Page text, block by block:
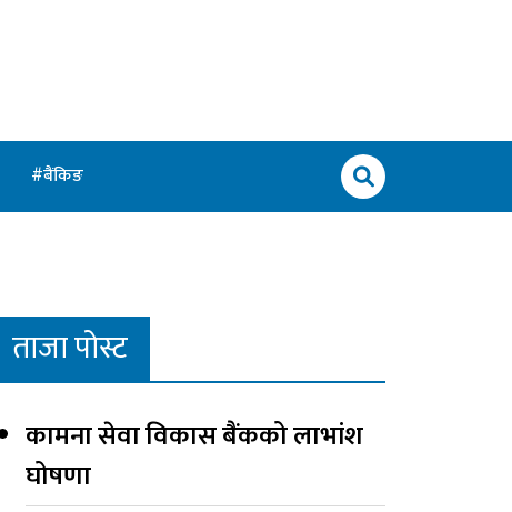
बैंकिङ
ताजा पोस्ट
कामना सेवा विकास बैंकको लाभांश
घोषणा